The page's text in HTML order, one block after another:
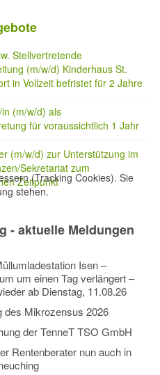
Stellvertretende
(m/w/d) Kinderhaus St.
in Vollzeit befristet für 2 Jahre
(m/w/d) als
für voraussichtlich 1 Jahr
(m/w/d) zur Unterstützung im
Sekretariat zum
Zeitpunkt
- aktuelle Meldungen
Isen –
um einen Tag verlängert –
ab Dienstag, 11.08.26
des Mikrozensus 2026
der TenneT TSO GmbH
Rentenberater nun auch in
(Tracking Cookies). Sie
stehen.